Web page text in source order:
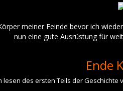
meiner Feinde bevor ich
nun eine gute Ausrüstung für
Ende
des ersten Teils der Geschichte